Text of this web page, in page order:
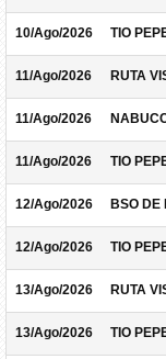
10/Ago/2026 TIO
11/Ago/2026 RUTA
11/Ago/2026
11/Ago/2026 TIO
12/Ago/2026 BSO DE
12/Ago/2026 TIO
13/Ago/2026 RUTA
13/Ago/2026 TIO